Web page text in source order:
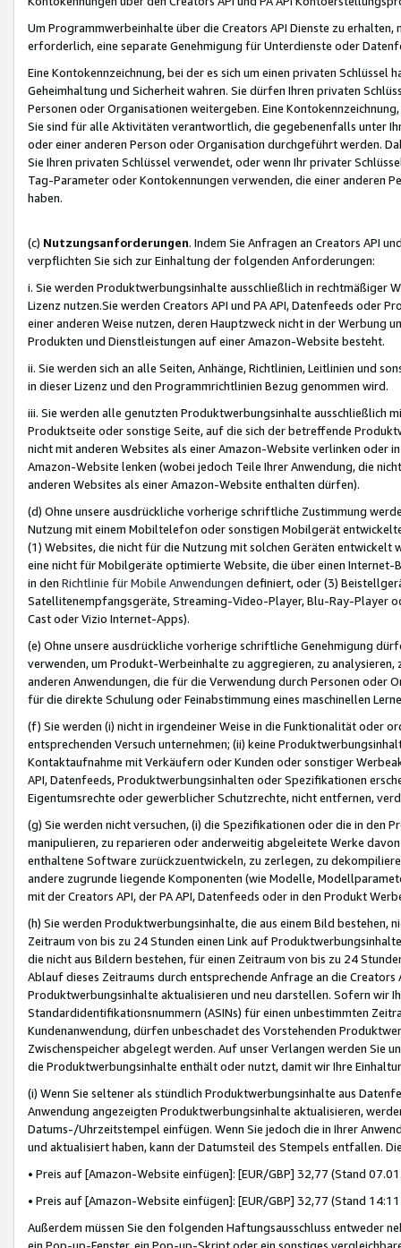
Um Programmwerbeinhalte über die Creators API Dienste zu
erforderlich, eine separate Genehmigung für Unterdienste oder
Eine Kontokennzeichnung, bei der es sich um einen privaten
Geheimhaltung und Sicherheit wahren. Sie dürfen Ihren privaten
Personen oder Organisationen weitergeben. Eine
Sie sind für alle Aktivitäten verantwortlich, die gegebenenfalls unter
oder einer anderen Person oder Organisation durchgeführt werden.
Sie Ihren privaten Schlüssel verwendet, oder wenn Ihr privater
Tag-Parameter oder Kontokennungen verwenden, die einer anderen
haben.
(c) Nutzungsanforderungen. Indem Sie Anfragen an Creators API
verpflichten Sie sich zur Einhaltung der folgenden Anforderungen:
i. Sie werden Produktwerbungsinhalte ausschließlich in rechtmäßiger
Lizenz nutzen.Sie werden Creators API und PA API, Datenfeeds oder
einer anderen Weise nutzen, deren Hauptzweck nicht in der Werbung
Produkten und Dienstleistungen auf einer Amazon-Website besteht.
ii. Sie werden sich an alle Seiten, Anhänge, Richtlinien, Leitlinien und
in dieser Lizenz und den Programmrichtlinien Bezug genommen wird.
iii. Sie werden alle genutzten Produktwerbungsinhalte ausschließlich
Produktseite oder sonstige Seite, auf die sich der betreffende
nicht mit anderen Websites als einer Amazon-Website verlinken oder
Amazon-Website lenken (wobei jedoch Teile Ihrer Anwendung, die
anderen Websites als einer Amazon-Website enthalten dürfen).
(d) Ohne unsere ausdrückliche vorherige schriftliche Zustimmung
Nutzung mit einem Mobiltelefon oder sonstigen Mobilgerät
(1) Websites, die nicht für die Nutzung mit solchen Geräten
eine nicht für Mobilgeräte optimierte Website, die über einen
in den Richtlinie für Mobile Anwendungen definiert, oder (3)
Satellitenempfangsgeräte, Streaming-Video-Player, Blu-Ray-Player
Cast oder Vizio Internet-Apps).
(e) Ohne unsere ausdrückliche vorherige schriftliche Genehmigung
verwenden, um Produkt-Werbeinhalte zu aggregieren, zu
anderen Anwendungen, die für die Verwendung durch Personen
für die direkte Schulung oder Feinabstimmung eines maschinellen
(f) Sie werden (i) nicht in irgendeiner Weise in die Funktionalität oder
entsprechenden Versuch unternehmen; (ii) keine
Kontaktaufnahme mit Verkäufern oder Kunden oder sonstiger
API, Datenfeeds, Produktwerbungsinhalten oder Spezifikationen
Eigentumsrechte oder gewerblicher Schutzrechte, nicht entfernen,
(g) Sie werden nicht versuchen, (i) die Spezifikationen oder die in
manipulieren, zu reparieren oder anderweitig abgeleitete Werke
enthaltene Software zurückzuentwickeln, zu zerlegen, zu
andere zugrunde liegende Komponenten (wie Modelle,
mit der Creators API, der PA API, Datenfeeds oder in den Produkt
(h) Sie werden Produktwerbungsinhalte, die aus einem Bild bestehen,
Zeitraum von bis zu 24 Stunden einen Link auf
die nicht aus Bildern bestehen, für einen Zeitraum von bis zu 24
Ablauf dieses Zeitraums durch entsprechende Anfrage an die
Produktwerbungsinhalte aktualisieren und neu darstellen. Sofern wir
Standardidentifikationsnummern (ASINs) für einen unbestimmten
Kundenanwendung, dürfen unbeschadet des Vorstehenden
Zwischenspeicher abgelegt werden. Auf unser Verlangen werden Sie
die Produktwerbungsinhalte enthält oder nutzt, damit wir Ihre
(i) Wenn Sie seltener als stündlich Produktwerbungsinhalte aus
Anwendung angezeigten Produktwerbungsinhalte aktualisieren,
Datums-/Uhrzeitstempel einfügen. Wenn Sie jedoch die in Ihrer
und aktualisiert haben, kann der Datumsteil des Stempels entfallen.
• Preis auf [Amazon-Website einfügen]: [EUR/GBP] 32,77 (Stand
• Preis auf [Amazon-Website einfügen]: [EUR/GBP] 32,77 (Stand
Außerdem müssen Sie den folgenden Haftungsausschluss entweder
ein Pop-up-Fenster, ein Pop-up-Skript oder ein sonstiges